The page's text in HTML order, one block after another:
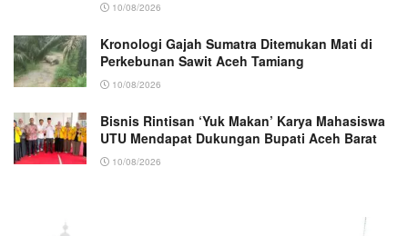
10/08/2026
Kronologi Gajah Sumatra Ditemukan Mati di
Perkebunan Sawit Aceh Tamiang
10/08/2026
Bisnis Rintisan ‘Yuk Makan’ Karya Mahasiswa
UTU Mendapat Dukungan Bupati Aceh Barat
10/08/2026